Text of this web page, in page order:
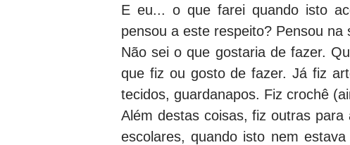
E eu... o que farei quando isto
pensou a este respeito? Pensou na
Não sei o que gostaria de fazer.
que fiz ou gosto de fazer. Já fiz
tecidos, guardanapos. Fiz crochê
Além destas coisas, fiz outras
escolares, quando isto nem